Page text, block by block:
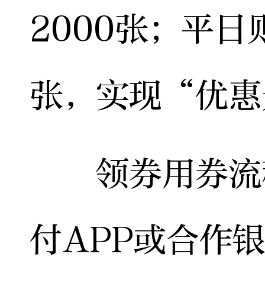
2000张；平日
张，实现“优
领券用券流
付APP或合作